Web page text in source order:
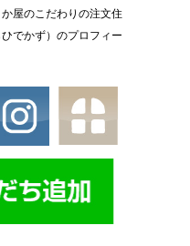
屋のこだわりの注文住
でかず）のプロフィー